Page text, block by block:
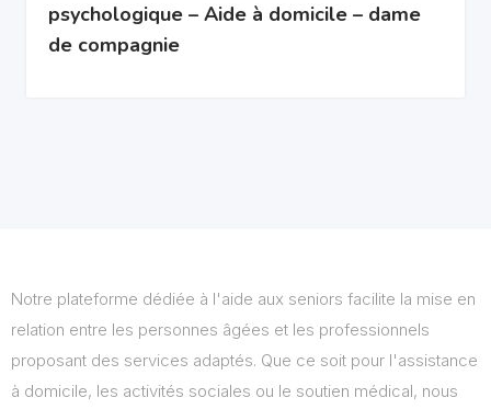
psychologique – Aide à domicile – dame
de compagnie
Notre plateforme dédiée à l'aide aux seniors facilite la mise en
relation entre les personnes âgées et les professionnels
proposant des services adaptés. Que ce soit pour l'assistance
à domicile, les activités sociales ou le soutien médical, nous